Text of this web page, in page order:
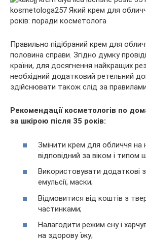
Правильно підібраний крем для
половина справи. Згідно думку
країни, для досягнення найкращих
необхідний додатковий ретельний
здійснювати також слід за
Рекомендації косметологів по
за шкірою після 35 років:
Змінити крем для обличчя на
відповідний за віком і типом
Використовувати додаткові
емульсії, маски;
Відмовитися від коштів з
частинками;
Налагодити режим сну і
на здорову їжу;